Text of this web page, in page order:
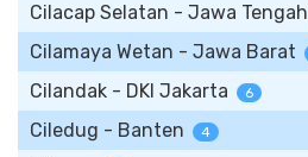
Cilacap Selatan - Jawa Tengah
Cilamaya Wetan - Jawa Barat
Cilandak - DKI Jakarta 6
Ciledug - Banten 4